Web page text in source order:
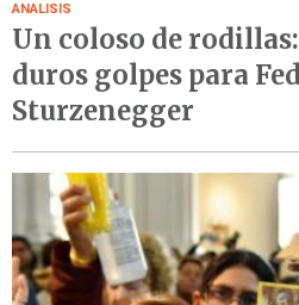
ANALISIS
Un coloso de
duros golpes para
Sturzenegger